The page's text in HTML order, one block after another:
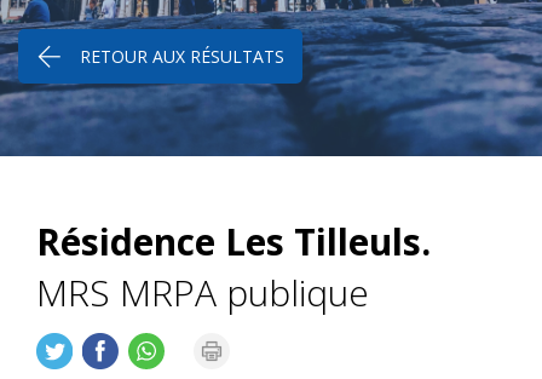
RETOUR AUX RÉSULTATS
Résidence Les Tilleuls.
MRS MRPA publique